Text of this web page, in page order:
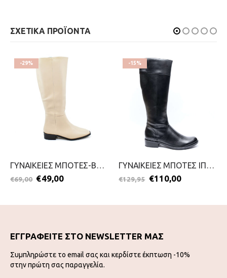
ΣΧΕΤΙΚΑ ΠΡΟΪΟΝΤΑ
-29%
ΓΥΝΑΙΚΕΙΕΣ ΜΠΟΤΕΣ-BAROQUE-2211-0168-ΜΠΕΖ
€69,00 €49,00
-15%
ΓΥΝΑΙΚΕΙΕΣ ΜΠΟΤΕΣ ΙΠΠΑΣΙΑΣ-CAPRICE-2111-0092-ΜΑΥΡΟ
€129,95 €110,00
ΕΓΓΡΑΦΕΙΤΕ ΣΤΟ NEWSLETTER ΜΑΣ
Συμπληρώστε το email σας και κερδίστε έκπτωση -10%
στην πρώτη σας παραγγελία.